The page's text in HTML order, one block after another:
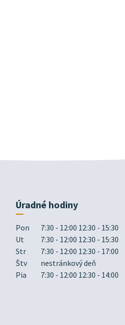
Úradné hodiny
Pon
7:30 - 12:00 12:30 - 15:30
Ut
7:30 - 12:00 12:30 - 15:30
Str
7:30 - 12:00 12:30 - 17:00
Štv
nestránkový deň
Pia
7:30 - 12:00 12:30 - 14:00